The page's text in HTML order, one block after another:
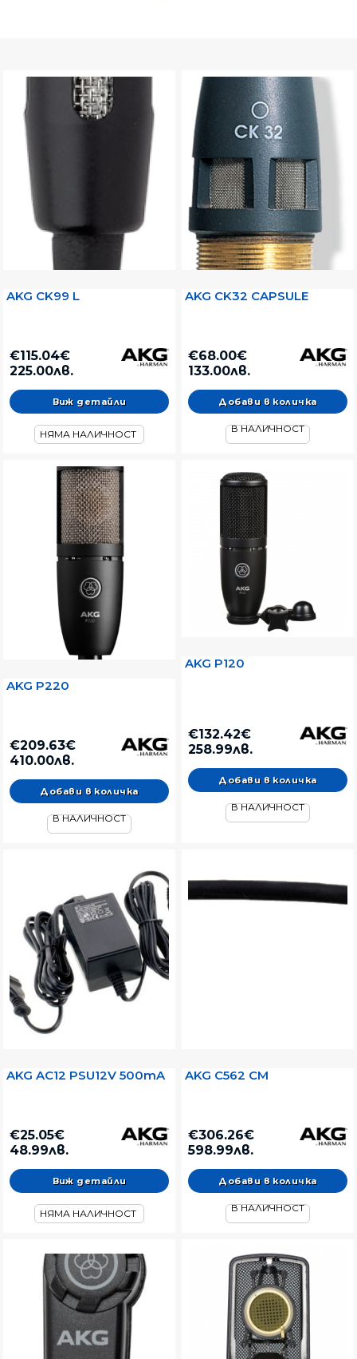
AKG CK99 L
€115.04€
225.00лв.
Виж детайли
НЯМА НАЛИЧНОСТ
AKG CK32 CAPSULE
€68.00€
133.00лв.
В НАЛИЧНОСТ
AKG P220
€209.63€
410.00лв.
В НАЛИЧНОСТ
AKG P120
€132.42€
258.99лв.
В НАЛИЧНОСТ
AKG AC12 PSU12V 500mA
€25.05€
48.99лв.
Виж детайли
НЯМА НАЛИЧНОСТ
AKG C562 CM
€306.26€
598.99лв.
В НАЛИЧНОСТ